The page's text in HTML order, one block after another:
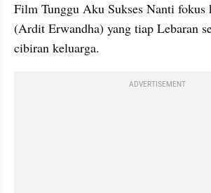
Film Tunggu Aku Sukses Nanti fokus
(Ardit Erwandha) yang tiap Lebaran
cibiran keluarga.
ADVERTISEMENT